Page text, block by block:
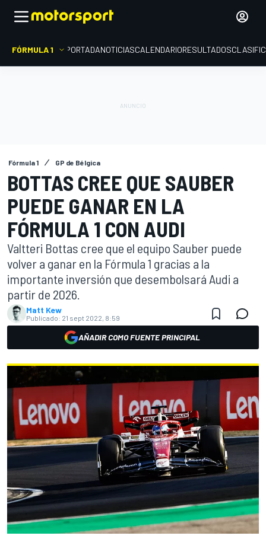
FÓRMULA 1 PORTADANOTICIASCALENDARIORESULTADOS
Fórmula 1 GP de Bélgica
BOTTAS CREE QUE SAUBER
PUEDE GANAR EN LA
FÓRMULA 1 CON AUDI
Valtteri Bottas cree que el equipo Sauber puede
volver a ganar en la Fórmula 1 gracias a la
importante inversión que desembolsará Audi a
partir de 2026.
Matt Kew
Publicado: 21 sept 2022, 8:59
AÑADIR COMO FUENTE PRINCIPAL